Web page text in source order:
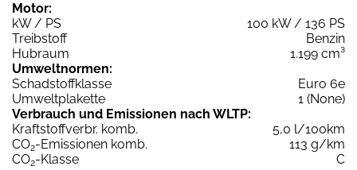
Motor:
kW / PS
100 kW / 136 PS
Treibstoff
Benzin
Hubraum
1.199 cm³
Umweltnormen:
Schadstoffklasse
Euro 6e
Umweltplakette
1 (None)
Verbrauch und Emissionen nach WLTP:
Kraftstoffverbr. komb.
5,0 l/100km
CO2-Emissionen komb.
113 g/km
CO2-Klasse
C